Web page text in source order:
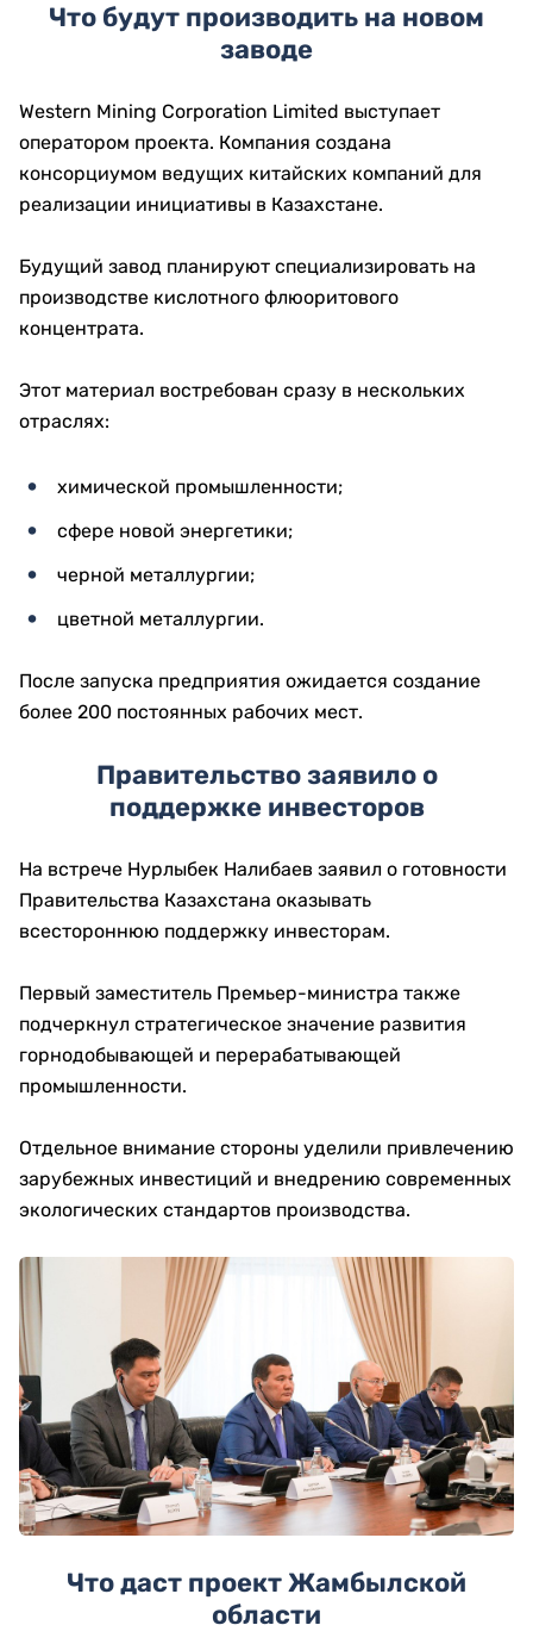
Что будут производить на новом
заводе
Western Mining Corporation Limited выступает
оператором проекта. Компания создана
консорциумом ведущих китайских компаний для
реализации инициативы в Казахстане.
Будущий завод планируют специализировать на
производстве кислотного флюоритового
концентрата.
Этот материал востребован сразу в нескольких
отраслях:
химической промышленности;
сфере новой энергетики;
черной металлургии;
цветной металлургии.
После запуска предприятия ожидается создание
более 200 постоянных рабочих мест.
Правительство заявило о
поддержке инвесторов
На встрече Нурлыбек Налибаев заявил о готовности
Правительства Казахстана оказывать
всестороннюю поддержку инвесторам.
Первый заместитель Премьер-министра также
подчеркнул стратегическое значение развития
горнодобывающей и перерабатывающей
промышленности.
Отдельное внимание стороны уделили привлечению
зарубежных инвестиций и внедрению современных
экологических стандартов производства.
Что даст проект Жамбылской
области